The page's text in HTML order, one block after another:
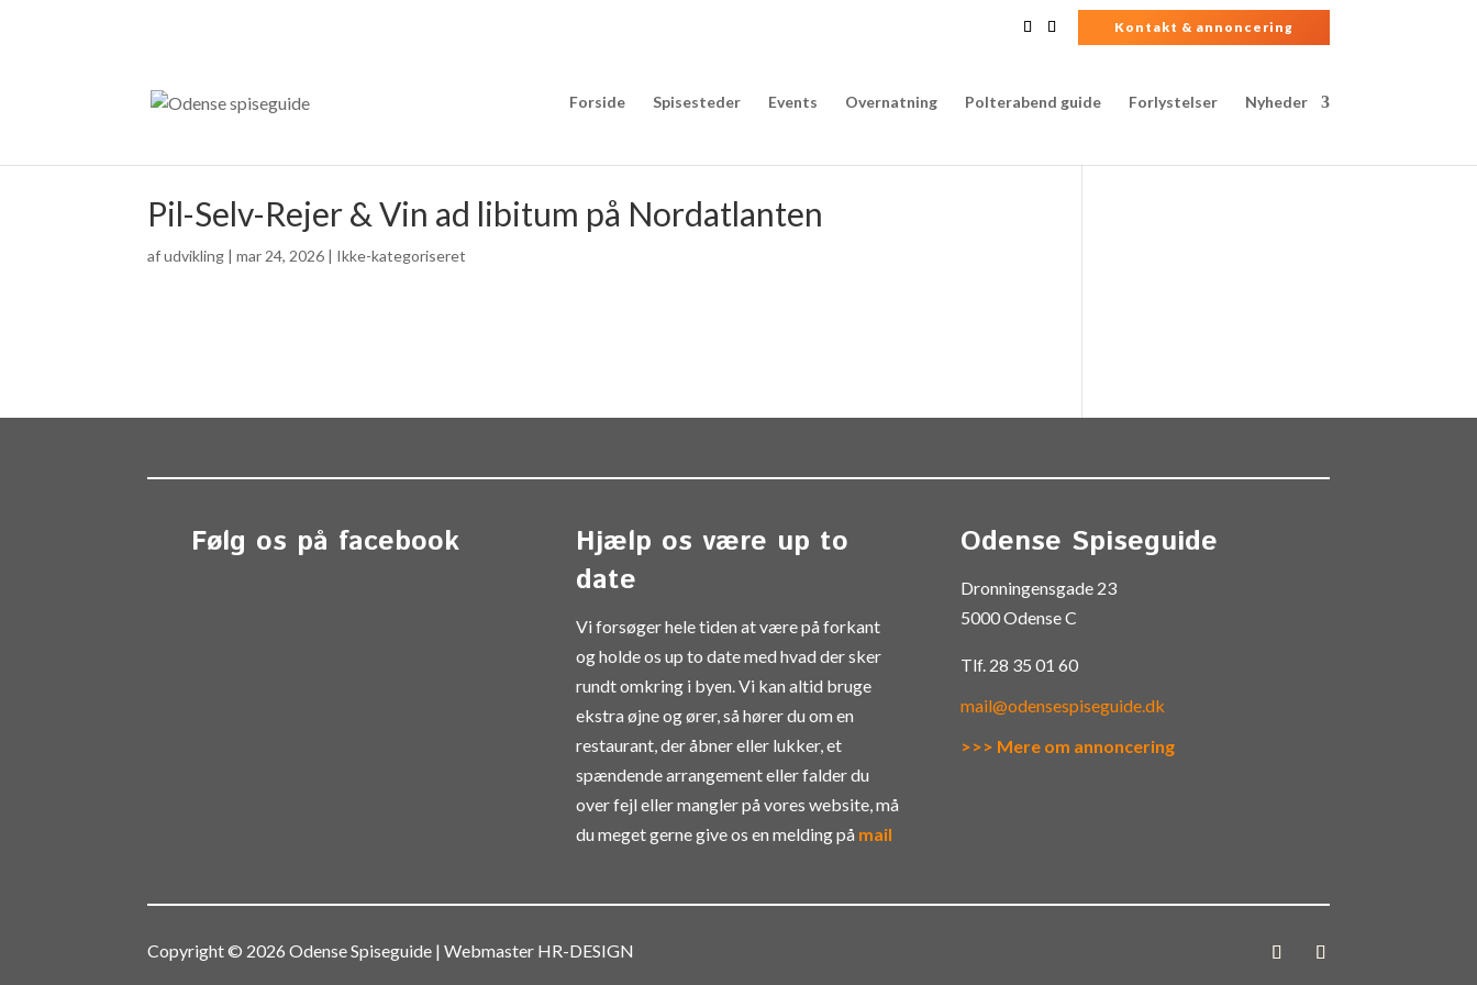
Kontakt & annoncering
Forside Spisesteder Events Overnatning Polterabend guide Forlystelser Nyheder
Pil-Selv-Rejer & Vin ad libitum på Nordatlanten
afudvikling |mar 24, 2026 | Ikke-kategoriseret
Følg os på facebook
Hjælp os være up to
date
Vi forsøger hele tiden at være på forkant
og holde os up to date med hvad der sker
rundt omkring i byen. Vi kan altid bruge
ekstra øjne og ører, så hører du om en
restaurant, der åbner eller lukker, et
spændende arrangement eller falder du
over fejl eller mangler på vores website, må
du meget gerne give os en melding på mail
Odense Spiseguide
Dronningensgade 23
5000 Odense C
Tlf. 28 35 01 60
mail@odensespiseguide.dk
>>> Mere om annoncering
Copyright © 2026 Odense Spiseguide | Webmaster HR-DESIGN